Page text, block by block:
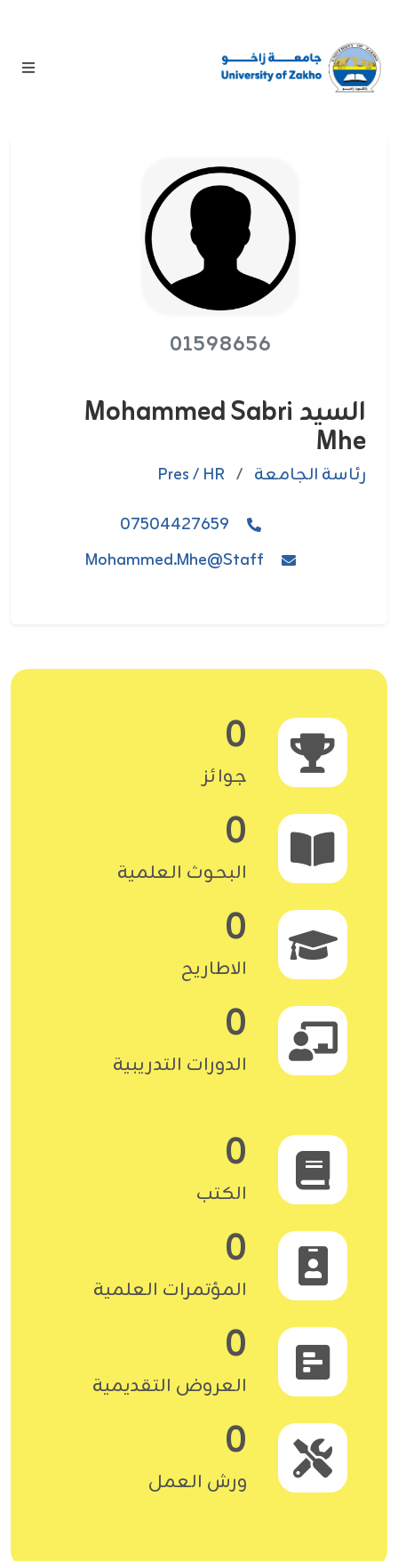
01598656
السيد Mohammed Sabri
Mhe
رئاسة الجامعة /
Pres / HR
07504427659
Mohammed.Mhe@staff
0
جوائز
0
البحوث العلمية
0
الاطاريح
0
الدورات التدريبية
0
الكتب
0
المؤتمرات العلمية
0
العروض التقديمية
0
ورش العمل